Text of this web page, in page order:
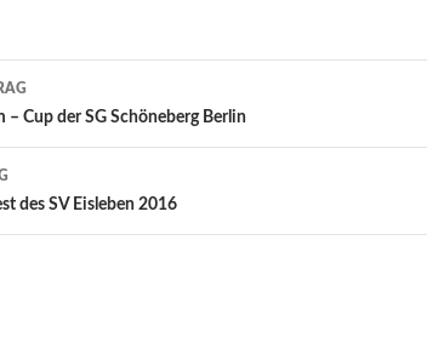
– Cup der SG Schöneberg Berlin
des SV Eisleben 2016